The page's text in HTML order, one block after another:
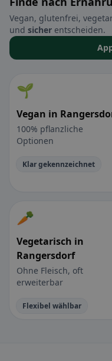
Vegan, glutenfrei,
und sicher entscheiden.
🌱
Vegan in
100% pflanzliche
Optionen
Klar gekennzeichnet
🥕
Vegetarisch in
Rangersdorf
Ohne Fleisch, oft
erweiterbar
Flexibel wählbar